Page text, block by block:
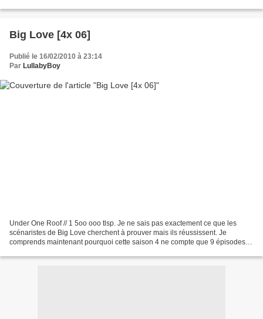
Big Love [4x 06]
Publié le 16/02/2010 à 23:14
Par LullabyBoy
Under One Roof // 1 5oo ooo tlsp. Je ne sais pas exactement ce que les
scénaristes de Big Love cherchent à prouver mais ils réussissent. Je
comprends maintenant pourquoi cette saison 4 ne compte que 9 épisodes.